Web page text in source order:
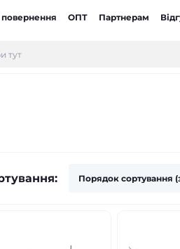
повернення ОПТ Партнерам